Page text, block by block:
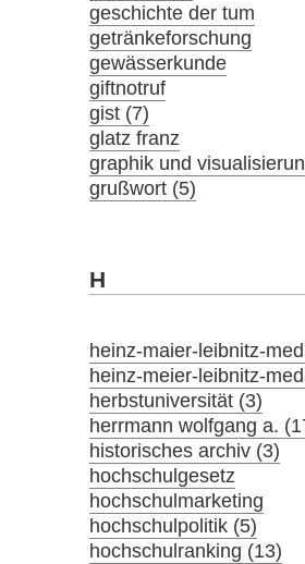
geschichte der tum
getränkeforschung
gewässerkunde
giftnotruf
gist (7)
glatz franz
graphik und
grußwort (5)
H
heinz-maier-leibnitz-
heinz-meier-leibnitz-
herbstuniversität (3)
herrmann wolfgang a.
historisches archiv (3)
hochschulgesetz
hochschulmarketing
hochschulpolitik (5)
hochschulranking (13)